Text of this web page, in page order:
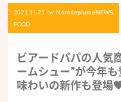
2021.11.25 by NomdeplumeNEWS
FOOD
ビアードパパの人気
ームシュー”が今年
味わいの新作も登場